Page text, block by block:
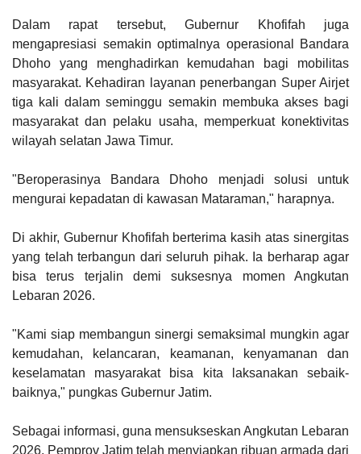
Dalam rapat tersebut, Gubernur Khofifah juga
mengapresiasi semakin optimalnya operasional Bandara
Dhoho yang menghadirkan kemudahan bagi mobilitas
masyarakat. Kehadiran layanan penerbangan Super Airjet
tiga kali dalam seminggu semakin membuka akses bagi
masyarakat dan pelaku usaha, memperkuat konektivitas
wilayah selatan Jawa Timur.
"Beroperasinya Bandara Dhoho menjadi solusi untuk
mengurai kepadatan di kawasan Mataraman," harapnya.
Di akhir, Gubernur Khofifah berterima kasih atas sinergitas
yang telah terbangun dari seluruh pihak. Ia berharap agar
bisa terus terjalin demi suksesnya momen Angkutan
Lebaran 2026.
"Kami siap membangun sinergi semaksimal mungkin agar
kemudahan, kelancaran, keamanan, kenyamanan dan
keselamatan masyarakat bisa kita laksanakan sebaik-
baiknya," pungkas Gubernur Jatim.
Sebagai informasi, guna mensukseskan Angkutan Lebaran
2026, Pemprov Jatim telah menyiapkan ribuan armada dari